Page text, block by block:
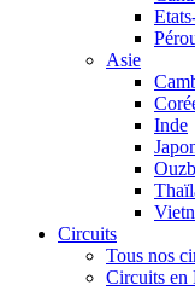
Asie
Inde
Circuits
Tous nos
Circuits en